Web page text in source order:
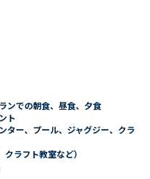
ンでの朝食、昼食、夕食
ト
ター、プール、ジャグジー、クラ
ラフト教室など）